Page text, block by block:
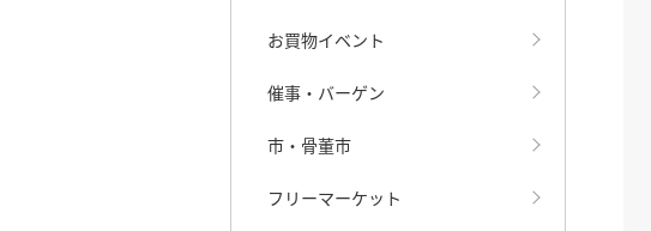
お買物イベント
催事・バーゲン
市・骨董市
フリーマーケット